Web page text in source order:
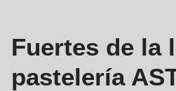
>Drupal\rondo_contact\
{closure}
Fuertes de la
pastelería